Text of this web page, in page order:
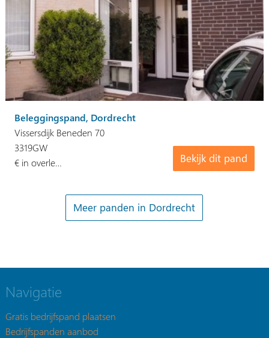
Beleggingspand, Dordrecht
Vissersdijk Beneden 70
Bekijk dit pand
3319GW
€ in overle…
Meer panden in Dordrecht
Navigatie
Gratis bedrijfspand plaatsen
Bedrijfspanden aanbod